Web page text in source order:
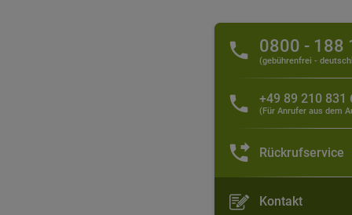
0800 - 188
(gebührenfrei -
+49 89 210 831
(Für Anrufer aus dem
Rückrufservice
Kontakt